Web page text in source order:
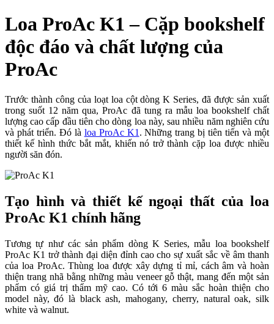
Loa ProAc K1 – Cặp bookshelf
độc đáo và chất lượng của
ProAc
Trước thành công của loạt loa cột dòng K Series, đã được sản xuất
trong suốt 12 năm qua, ProAc đã tung ra mẫu loa bookshelf chất
lượng cao cấp đầu tiên cho dòng loa này, sau nhiều năm nghiên cứu
và phát triển. Đó là loa ProAc K1 . Những trang bị tiên tiến và một
thiết kế hình thức bắt mắt, khiến nó trở thành cặp loa được nhiều
người săn đón.
Tạo hình và thiết kế ngoại thất của loa
ProAc K1 chính hãng
Tương tự như các sản phẩm dòng K Series, mẫu loa bookshelf
ProAc K1 trở thành đại diện đỉnh cao cho sự xuất sắc về âm thanh
của loa ProAc. Thùng loa được xây dựng tỉ mỉ, cách âm và hoàn
thiện trang nhã bằng những màu veneer gỗ thật, mang đến một sản
phẩm có giá trị thẩm mỹ cao. Có tới 6 màu sắc hoàn thiện cho
model này, đó là black ash, mahogany, cherry, natural oak, silk
white và walnut.